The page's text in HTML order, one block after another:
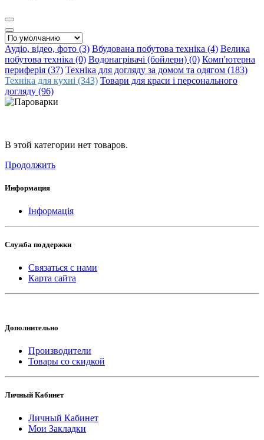
Аудіо, відео, фото (3) Вбудована побутова техніка (4) Велика
побутова техніка (0) Водонагрівачі (бойлери) (0) Комп'ютерна
периферія (37) Техніка для догляду за домом та одягом (183)
Техніка для кухні (343) Товари для краси і персонального
догляду (96)
В этой категории нет товаров.
Продолжить
Информация
Інформація
Служба поддержки
Связаться с нами
Карта сайта
Дополнительно
Производители
Товары со скидкой
Личный Кабинет
Личный Кабинет
Мои Закладки